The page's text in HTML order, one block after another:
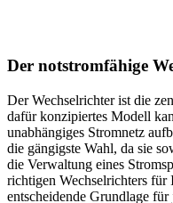
Der notstromfähige
Der Wechselrichter ist die
dafür konzipiertes Modell
unabhängiges Stromnetz
die gängigste Wahl, da sie
die Verwaltung eines
richtigen Wechselrichters für
entscheidende Grundlage für